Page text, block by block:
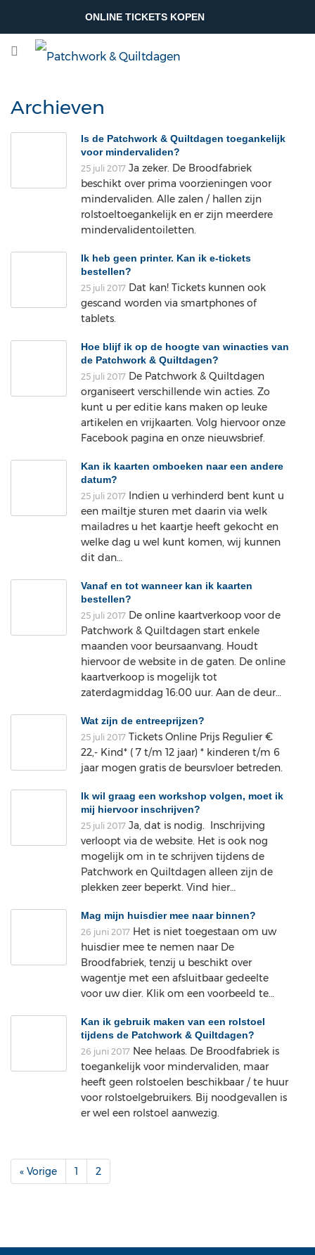
ONLINE TICKETS KOPEN
Archieven
Is de Patchwork & Quiltdagen toegankelijk
voor mindervaliden?
25 juli 2017 Ja zeker. De Broodfabriek
beschikt over prima voorzieningen voor
mindervaliden. Alle zalen / hallen zijn
rolstoeltoegankelijk en er zijn meerdere
mindervalidentoiletten.
Ik heb geen printer. Kan ik e-tickets
bestellen?
25 juli 2017 Dat kan! Tickets kunnen ook
gescand worden via smartphones of
tablets.
Hoe blijf ik op de hoogte van winacties van
de Patchwork & Quiltdagen?
25 juli 2017 De Patchwork & Quiltdagen
organiseert verschillende win acties. Zo
kunt u per editie kans maken op leuke
artikelen en vrijkaarten. Volg hiervoor onze
Facebook pagina en onze nieuwsbrief.
Kan ik kaarten omboeken naar een andere
datum?
25 juli 2017 Indien u verhinderd bent kunt u
een mailtje sturen met daarin via welk
mailadres u het kaartje heeft gekocht en
welke dag u wel kunt komen, wij kunnen
dit dan…
Vanaf en tot wanneer kan ik kaarten
bestellen?
25 juli 2017 De online kaartverkoop voor de
Patchwork & Quiltdagen start enkele
maanden voor beursaanvang. Houdt
hiervoor de website in de gaten. De online
kaartverkoop is mogelijk tot
zaterdagmiddag 16:00 uur. Aan de deur…
Wat zijn de entreeprijzen?
25 juli 2017 Tickets Online Prijs Regulier €
22,- Kind* ( 7 t/m 12 jaar) * kinderen t/m 6
jaar mogen gratis de beursvloer betreden.
Ik wil graag een workshop volgen, moet ik
mij hiervoor inschrijven?
25 juli 2017 Ja, dat is nodig. Inschrijving
verloopt via de website. Het is ook nog
mogelijk om in te schrijven tijdens de
Patchwork en Quiltdagen alleen zijn de
plekken zeer beperkt. Vind hier…
Mag mijn huisdier mee naar binnen?
26 juni 2017 Het is niet toegestaan om uw
huisdier mee te nemen naar De
Broodfabriek, tenzij u beschikt over
wagentje met een afsluitbaar gedeelte
voor uw dier. Klik om een voorbeeld te…
Kan ik gebruik maken van een rolstoel
tijdens de Patchwork & Quiltdagen?
26 juni 2017 Nee helaas. De Broodfabriek is
toegankelijk voor mindervaliden, maar
heeft geen rolstoelen beschikbaar / te huur
voor rolstoelgebruikers. Bij noodgevallen is
er wel een rolstoel aanwezig.
« Vorige 1 2